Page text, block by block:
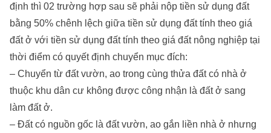
định thì 02 trường hợp sau sẽ phải nộp tiền sử dụng đất
bằng 50% chênh lệch giữa tiền sử dụng đất tính theo giá
đất ở với tiền sử dụng đất tính theo giá đất nông nghiệp tại
thời điểm có quyết định chuyển mục đích:
– Chuyển từ đất vườn, ao trong cùng thửa đất có nhà ở
thuộc khu dân cư không được công nhận là đất ở sang
làm đất ở.
– Đất có nguồn gốc là đất vườn, ao gắn liền nhà ở nhưng